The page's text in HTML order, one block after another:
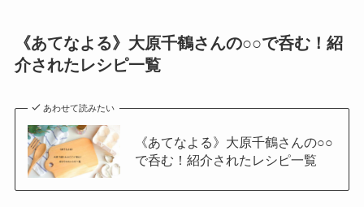
《あてなよる》大原千鶴さんの○○で呑む！紹
介されたレシピ一覧
あわせて読みたい
《あてなよる》大原千鶴さんの○○
で呑む！紹介されたレシピ一覧